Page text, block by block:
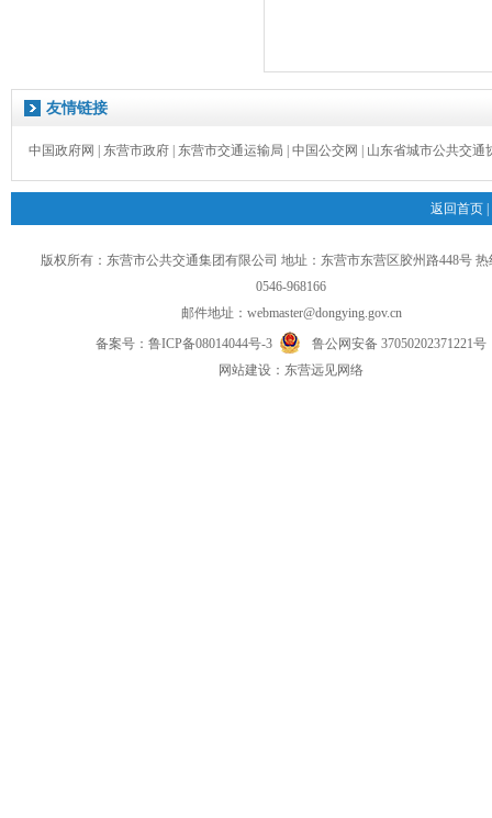
友情链接
中国政府网 东营市政府 东营市交通运输局 中国公交网 山东省城市公共交通
返回首页
版权所有：东营市公共交通集团有限公司 地址：东营市东营区胶州路448号
0546-968166
邮件地址： webmaster@dongying.gov.cn
备案号： 鲁ICP备08014044号-3
鲁公网安备 37050202371221号
网站建设： 东营远见网络